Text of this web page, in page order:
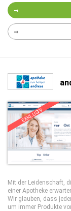
EXKLUSIV
Mit der Leidenschaft,
einer Apotheke
Wir glauben, dass
um immer Produkte